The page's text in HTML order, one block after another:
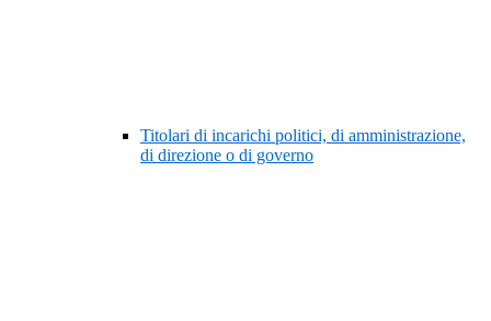
Titolari di incarichi politici, di amministrazione,
di direzione o di governo